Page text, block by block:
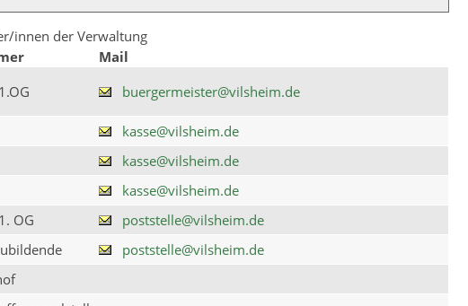
innen der Verwaltung
Mail
buergermeister@vilsheim.de
kasse@vilsheim.de
kasse@vilsheim.de
kasse@vilsheim.de
OG
poststelle@vilsheim.de
poststelle@vilsheim.de